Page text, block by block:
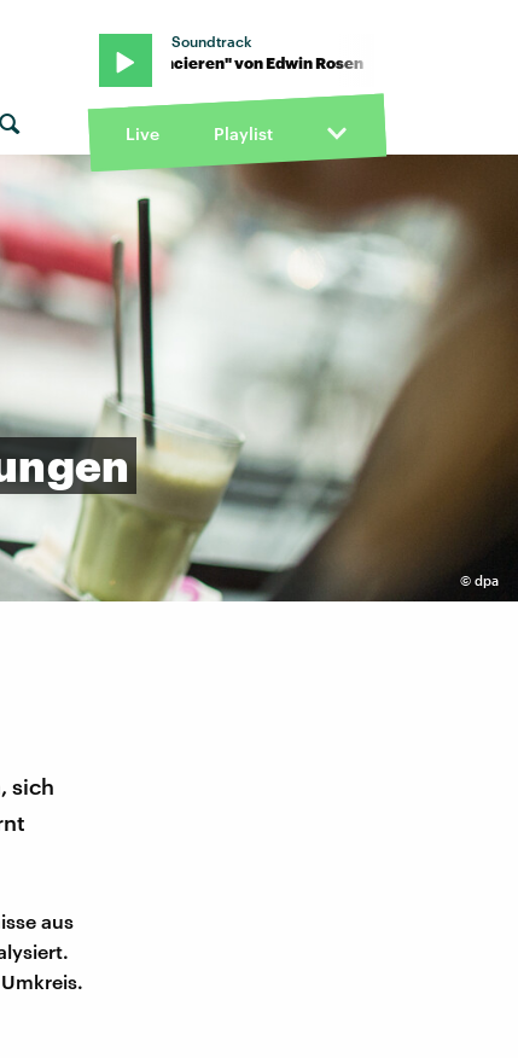
Soundtrack
"Balancieren" von Edwin Rosen · "Balancieren" von Edwin
Live Playlist
© dpa
sich
aus